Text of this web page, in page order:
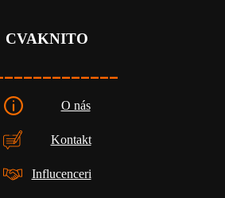
CVAKNITO
O nás
Kontakt
Influcenceri